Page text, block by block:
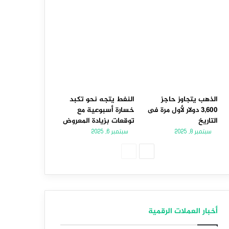
الذهب يتجاوز حاجز
3,600 دولار لأول مرة فى
التاريخ
سبتمبر 8, 2025
النفط يتجه نحو تكبد
خسارة أسبوعية مع
توقعات بزيادة المعروض
سبتمبر 6, 2025
أخبار العملات الرقمية